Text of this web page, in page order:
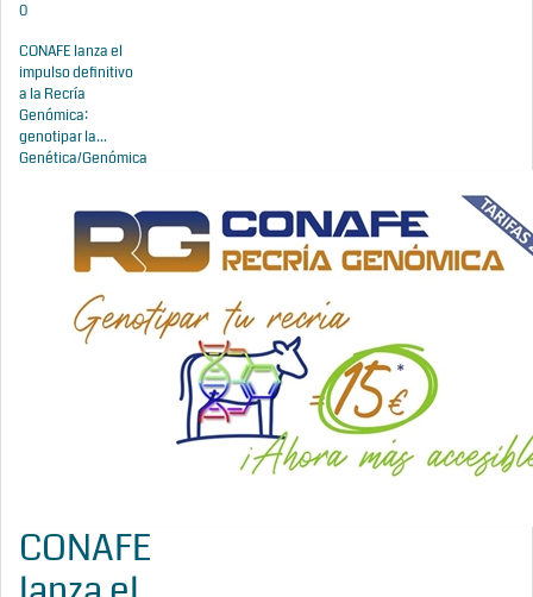
0
CONAFE lanza el
impulso definitivo
a la Recría
Genómica:
genotipar la...
Genética/Genómica
CONAFE